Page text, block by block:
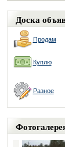
Доска
Продам
Куплю
Разное